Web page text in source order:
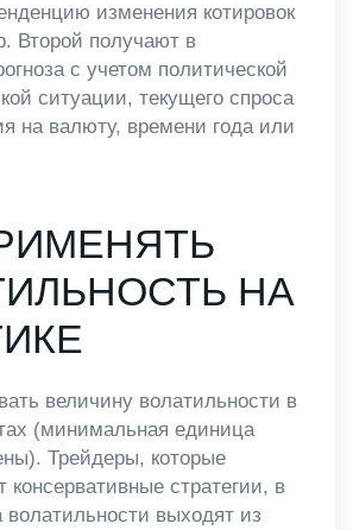
изменения котировок
Второй получают в
с учетом политической
ситуации, текущего спроса
на валюту, времени года или
НА
величину волатильности в
(минимальная единица
Трейдеры, которые
консервативные стратегии, в
волатильности выходят из